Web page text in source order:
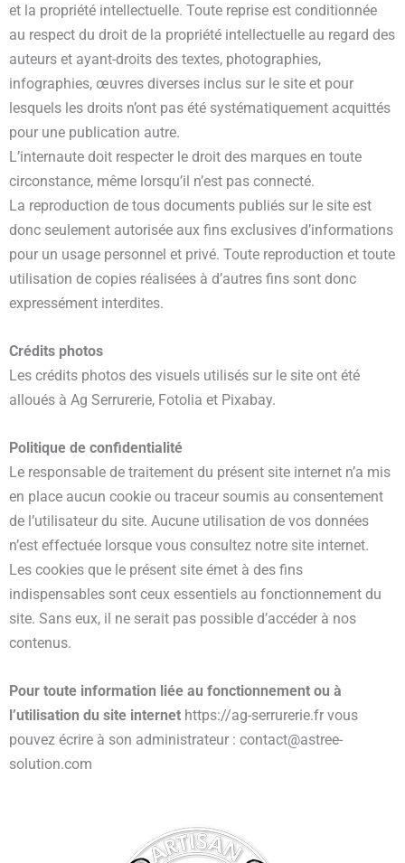
et la propriété intellectuelle. Toute reprise est conditionnée
au respect du droit de la propriété intellectuelle au regard des
auteurs et ayant-droits des textes, photographies,
infographies, œuvres diverses inclus sur le site et pour
lesquels les droits n’ont pas été systématiquement acquittés
pour une publication autre.
L’internaute doit respecter le droit des marques en toute
circonstance, même lorsqu’il n’est pas connecté.
La reproduction de tous documents publiés sur le site est
donc seulement autorisée aux fins exclusives d’informations
pour un usage personnel et privé. Toute reproduction et toute
utilisation de copies réalisées à d’autres fins sont donc
expressément interdites.
Crédits photos
Les crédits photos des visuels utilisés sur le site ont été
alloués à Ag Serrurerie, Fotolia et Pixabay.
Politique de confidentialité
Le responsable de traitement du présent site internet n’a mis
en place aucun cookie ou traceur soumis au consentement
de l’utilisateur du site. Aucune utilisation de vos données
n’est effectuée lorsque vous consultez notre site internet.
Les cookies que le présent site émet à des fins
indispensables sont ceux essentiels au fonctionnement du
site. Sans eux, il ne serait pas possible d’accéder à nos
contenus.
Pour toute information liée au fonctionnement ou à
l’utilisation du site internet https://ag-serrurerie.fr vous
pouvez écrire à son administrateur : contact@astree-
solution.com